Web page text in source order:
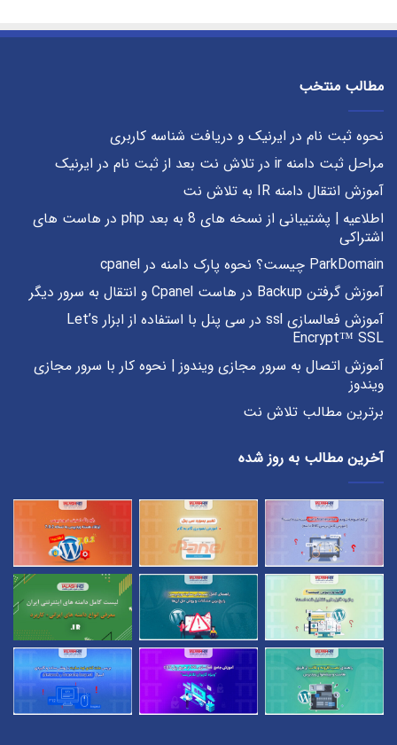
مطالب منتخب
نحوه ثبت نام در ایرنیک و دریافت شناسه کاربری
مراحل ثبت دامنه ir در تلاش نت بعد از ثبت نام در ایرنیک
آموزش انتقال دامنه IR به تلاش نت
اطلاعیه | پشتیبانی از نسخه های 8 به بعد php در هاست های
اشتراکی
ParkDomain چیست؟ نحوه پارک دامنه در cpanel
آموزش گرفتن Backup در هاست Cpanel و انتقال به سرور دیگر
آموزش فعالسازی ssl در سی پنل با استفاده از ابزار Let’s
Encrypt™ SSL
آموزش اتصال به سرور مجازی ویندوز | نحوه کار با سرور مجازی
ویندوز
برترین مطالب تلاش نت
آخرین مطالب به روز شده